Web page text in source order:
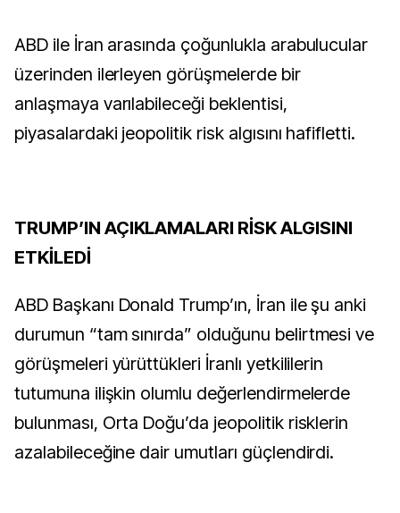
ABD ile İran arasında çoğunlukla arabulucular
üzerinden ilerleyen görüşmelerde bir
anlaşmaya varılabileceği beklentisi,
piyasalardaki jeopolitik risk algısını hafifletti.
TRUMP’IN AÇIKLAMALARI RİSK ALGISINI
ETKİLEDİ
ABD Başkanı Donald Trump’ın, İran ile şu anki
durumun “tam sınırda” olduğunu belirtmesi ve
görüşmeleri yürüttükleri İranlı yetkililerin
tutumuna ilişkin olumlu değerlendirmelerde
bulunması, Orta Doğu’da jeopolitik risklerin
azalabileceğine dair umutları güçlendirdi.